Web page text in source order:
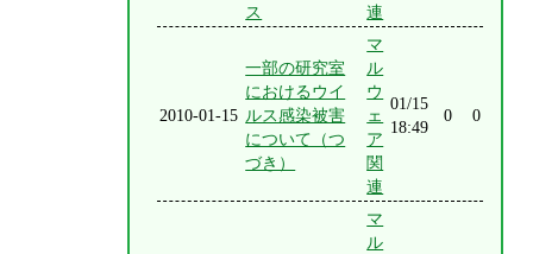
ス
連
2010-01-15
一部の研究室
におけるウイ
ルス感染被害
について（つ
づき）
マ
ル
ウ
ェ
ア
関
連
01/15
18:49
0 0
マ
ル